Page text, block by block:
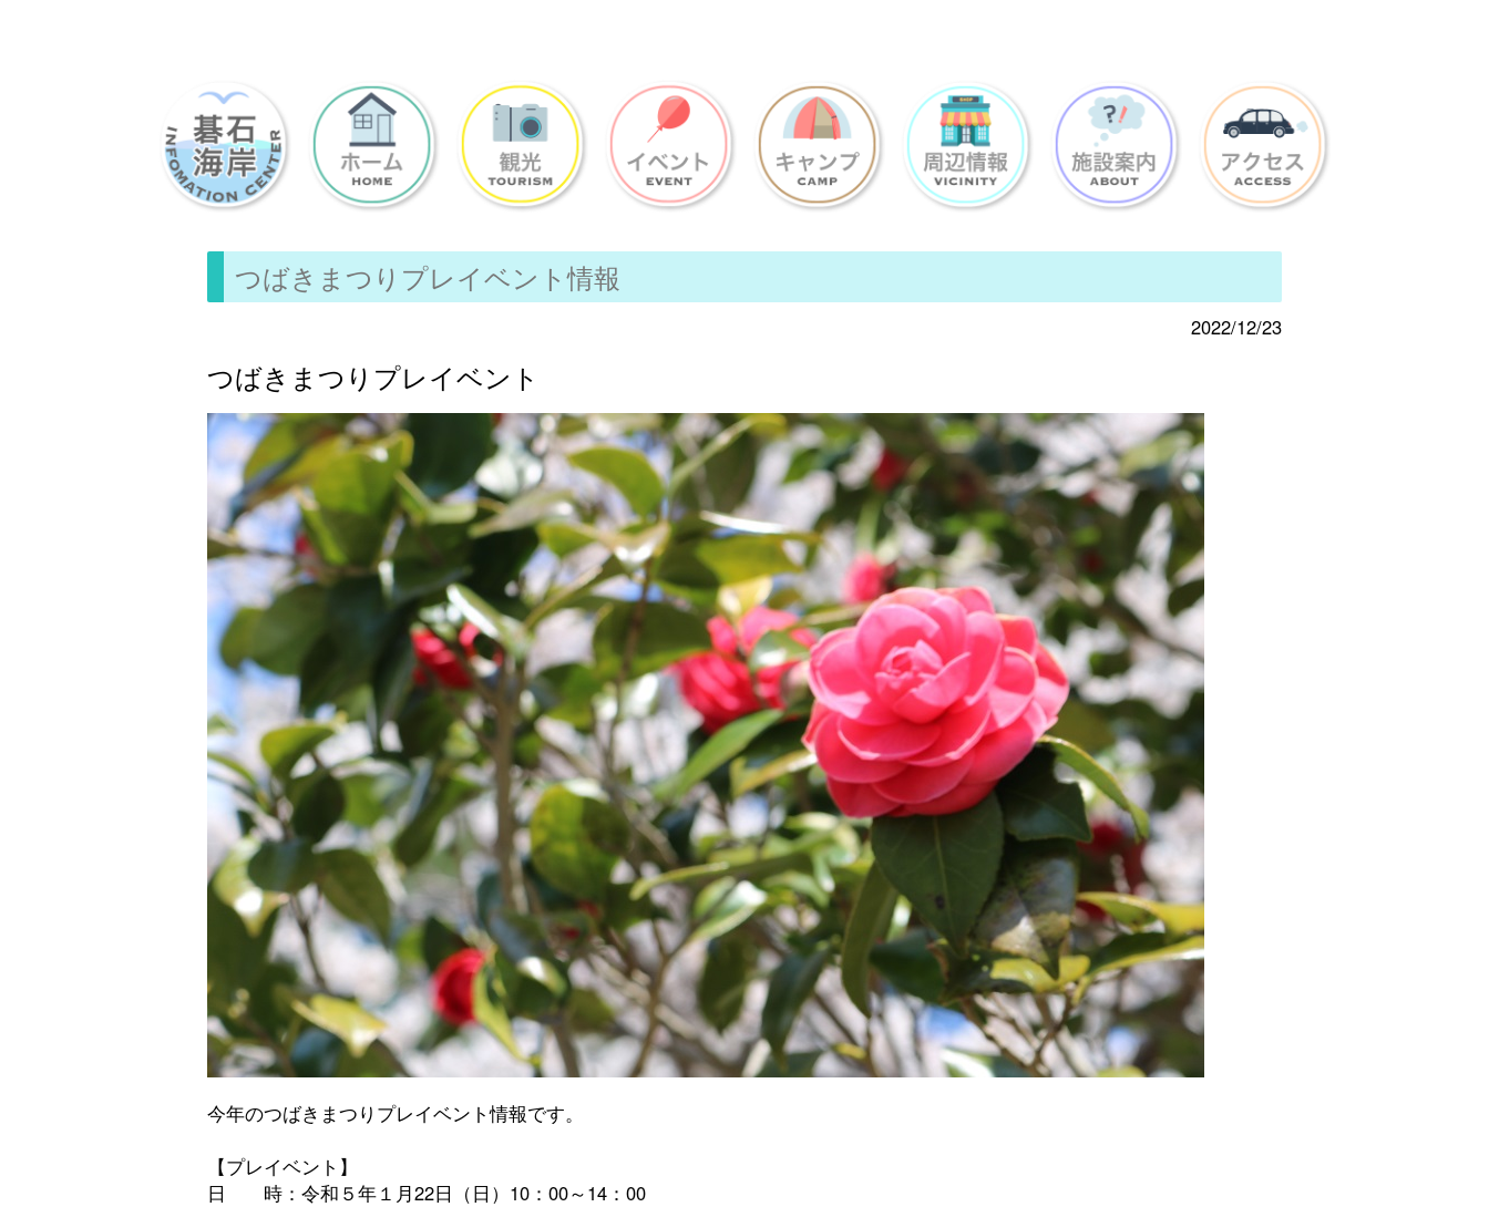
つばきまつりプレイベント情報
2022/12/23
つばきまつりプレイベント
今年のつばきまつりプレイベント情報です。
【プレイベント】
日 時：令和５年１月22日（日）10：00～14：00